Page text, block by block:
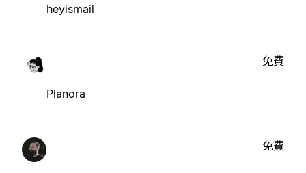
heyismail
Planora
免費
免費